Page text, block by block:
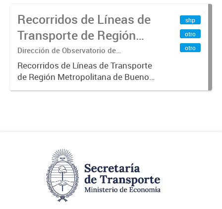
Recorridos de Líneas de
Transporte de Región
Metropolitana de
Buenos Aires (RMBA)
Dirección de Observatorio de
Transporte, Estudio y Sistemas
Recorridos de Líneas de Transporte
de Región Metropolitana de Buenos
Aires (RMBA).-
shp
otro
otro